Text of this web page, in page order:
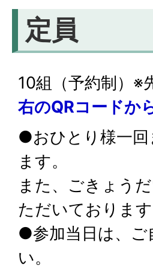
定員
10組（予約制）※
右のQRコードか
●おひとり様一
ます。
また、ごきょう
ただいております
●参加当日は、ご
い。